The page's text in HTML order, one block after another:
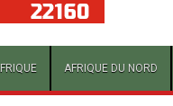
AFRIQUE DU NORD